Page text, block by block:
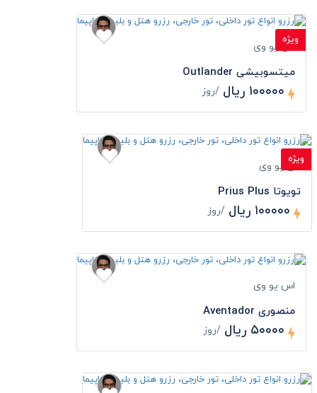
ویژه
اس یو وی
میتسوبیشی Outlander
۱۰۰۰۰۰ ریال /روز
ویژه
اس یو وی
تویوتا Prius Plus
۱۰۰۰۰۰ ریال /روز
اس یو وی
منصوری Aventador
۵۰۰۰۰ ریال /روز